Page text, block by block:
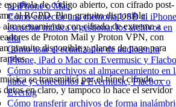
tu iPhone o Mac
Cómo conectar una memoria USB al
escuchar música o gestionar los archivos en
ella
Cómo usar el ecualizador de audio en tu
iPhone, iPad o Mac con Evermusic y
Cómo subir archivos al almacenamiento en
nube y conectarlos a Evermusic, Flacbox o
Evertag
Cómo transferir archivos de forma
de código abierto, con cifrado post-
al RGPD. Plan gratuito disponible.
con cifrado de extremo a
de Proton Mail y Proton VPN, con
gratuito disponible y planes de pago para
se transmitirá por el túnel cifrado —
en claro, y tampoco lo hace el servidor